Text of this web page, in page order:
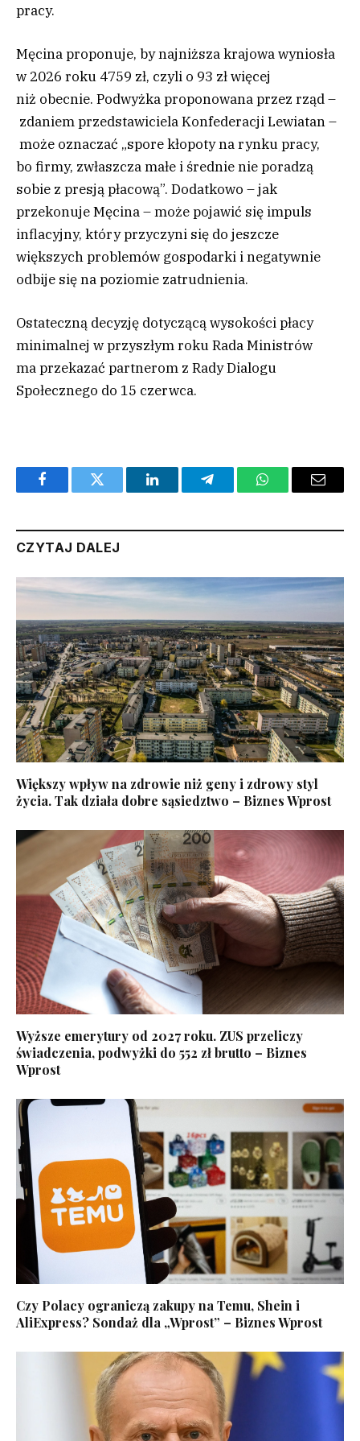
pracy.
Męcina proponuje, by najniższa krajowa wyniosła
w 2026 roku 4759 zł, czyli o 93 zł więcej
niż obecnie. Podwyżka proponowana przez rząd –
zdaniem przedstawiciela Konfederacji Lewiatan –
może oznaczać „spore kłopoty na rynku pracy,
bo firmy, zwłaszcza małe i średnie nie poradzą
sobie z presją płacową”. Dodatkowo – jak
przekonuje Męcina – może pojawić się impuls
inflacyjny, który przyczyni się do jeszcze
większych problemów gospodarki i negatywnie
odbije się na poziomie zatrudnienia.
Ostateczną decyzję dotyczącą wysokości płacy
minimalnej w przyszłym roku Rada Ministrów
ma przekazać partnerom z Rady Dialogu
Społecznego do 15 czerwca.
FacebookTwitter LinkedInTelegramWhatsAppEmail
CZYTAJ DALEJ
Większy wpływ na zdrowie niż geny i zdrowy styl
życia. Tak działa dobre sąsiedztwo – Biznes Wprost
Wyższe emerytury od 2027 roku. ZUS przeliczy
świadczenia, podwyżki do 552 zł brutto – Biznes
Wprost
Czy Polacy ograniczą zakupy na Temu, Shein i
AliExpress? Sondaż dla „Wprost” – Biznes Wprost